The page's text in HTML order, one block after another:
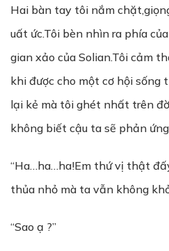
Hai bàn tay tôi nắm
uất ức.Tôi bèn nhìn ra phía
gian xảo của Solian.Tôi cảm
khi được cho một cơ hội
lại kẻ mà tôi ghét nhất trên
không biết cậu ta sẽ phản
“Ha…ha…ha!Em thứ vị thật
thủa nhỏ mà ta vẫn không
“Sao ạ ?”